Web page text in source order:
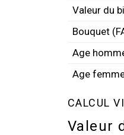
Valeur du
Bouquet
Age
Age
CALCUL
Valeur